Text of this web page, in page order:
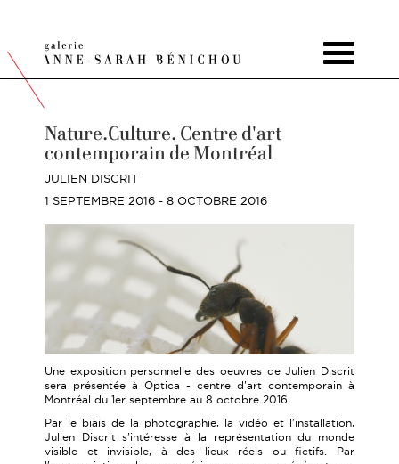
Toggle
Nature.Culture. Centre d'art
contemporain de Montréal
JULIEN DISCRIT
1 SEPTEMBRE 2016 - 8 OCTOBRE 2016
Une exposition personnelle des oeuvres de Julien Discrit
sera présentée à Optica - centre d'art contemporain à
Montréal du 1er septembre au 8 octobre 2016.
Par le biais de la photographie, la vidéo et l'installation,
Julien Discrit s'intéresse à la représentation du monde
visible et invisible, à des lieux réels ou fictifs. Par